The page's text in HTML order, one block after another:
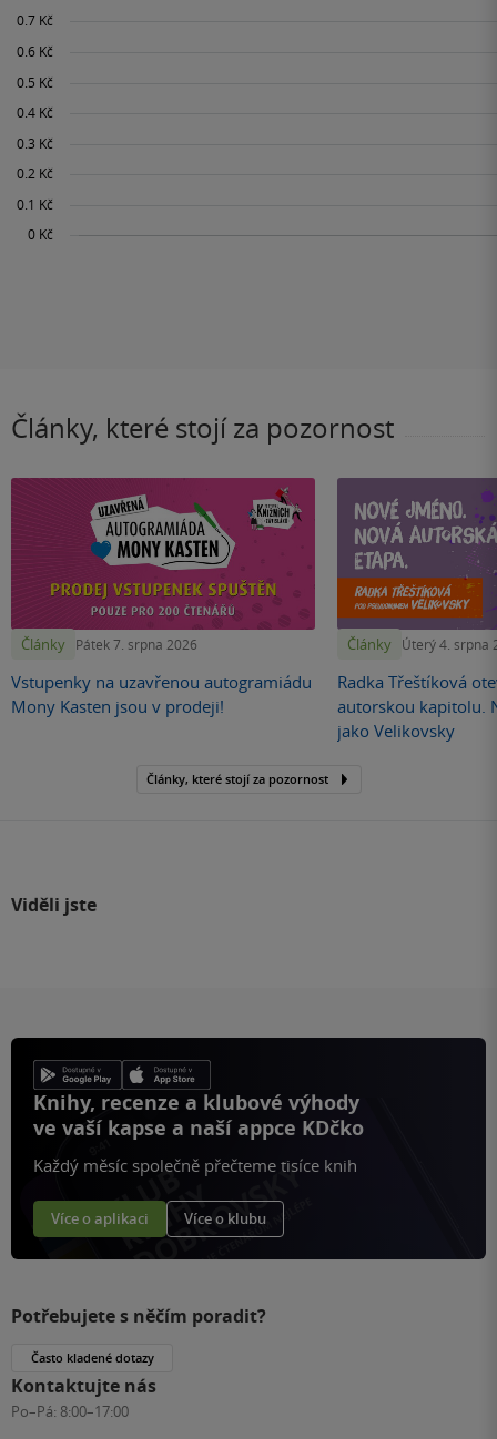
Články, které stojí za pozornost
Články Pátek 7. srpna 2026
Vstupenky na uzavřenou autogramiádu
Mony Kasten jsou v prodeji!
Články Úterý 4. srpna
Radka Třeštíková
autorskou kapitolu.
jako Velikovsky
Články, které stojí za pozornost
Viděli jste
Knihy, recenze a klubové výhody
ve vaší kapse a naší appce KDčko
Každý měsíc společně přečteme tisíce knih
Více o aplikaci Více o klubu
Potřebujete s něčím poradit?
Často kladené dotazy
Kontaktujte nás
Po–Pá: 8:00–17:00